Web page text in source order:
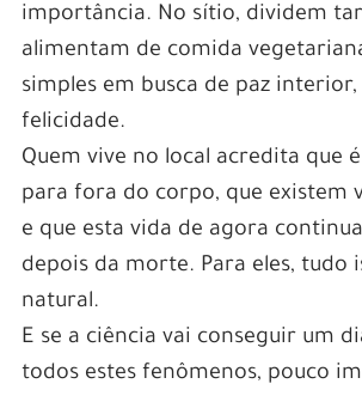
importância. No sítio, dividem
alimentam de comida
simples em busca de paz
felicidade.
Quem vive no local acredita que
para fora do corpo, que existem
e que esta vida de agora
depois da morte. Para eles, tudo
natural.
E se a ciência vai conseguir um
todos estes fenômenos, pouco